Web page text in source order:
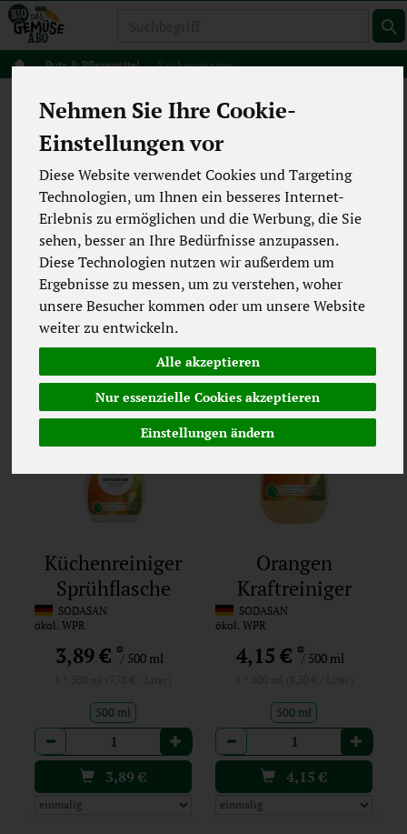
Nehmen Sie Ihre Cookie-
Einstellungen vor
Diese Website verwendet Cookies und Targeting
Technologien, um Ihnen ein besseres Internet-
Erlebnis zu ermöglichen und die Werbung, die Sie
sehen, besser an Ihre Bedürfnisse anzupassen.
Diese Technologien nutzen wir außerdem um
Ergebnisse zu messen, um zu verstehen, woher
unsere Besucher kommen oder um unsere Website
weiter zu entwickeln.
Alle akzeptieren
Nur essenzielle Cookies akzeptieren
Einstellungen ändern
Putz & Pflegemittel Küchenreiniger
Küchenreiniger 2 von 5501
12
Hersteller Ernährung
Allergene
Küchenreiniger
Sprühflasche
SODASAN
ökol. WPR
3,89 € */ 500 ml
500 ml
Anzahl
3,89€
Orangen
Kraftreiniger
SODASAN
ökol. WPR
4,15 € */ 500 ml
500 ml
Anzahl
4,15€